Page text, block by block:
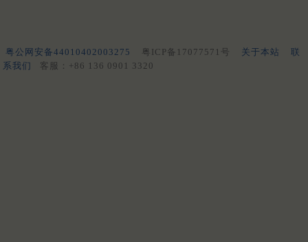
粤公网安备44010402003275 粤ICP备17077571号 关于本站
联
系我们
客服：+86 136 0901 3320